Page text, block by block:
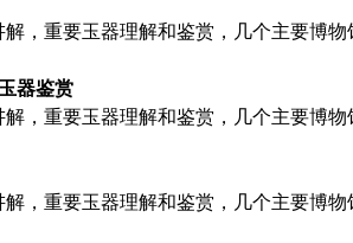
，重要玉器理解和鉴赏，几个主要博物
器鉴赏
，重要玉器理解和鉴赏，几个主要博物
，重要玉器理解和鉴赏，几个主要博物